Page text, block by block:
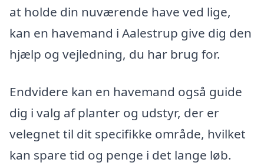
at holde din nuværende have ved lige,
kan en havemand i Aalestrup give dig den
hjælp og vejledning, du har brug for.
Endvidere kan en havemand også guide
dig i valg af planter og udstyr, der er
velegnet til dit specifikke område, hvilket
kan spare tid og penge i det lange løb.